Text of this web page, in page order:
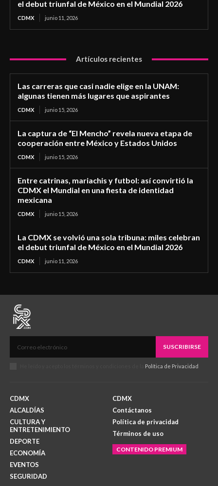
el debut triunfal de México en el Mundial 2026
CDMX junio 11, 2026
Artículos recientes
Las carreras que casi nadie elige en la UNAM:
algunas tienen más lugares que aspirantes
CDMX junio 15, 2026
La captura de “El Mencho” revela nueva etapa de
cooperación entre México y Estados Unidos
CDMX junio 15, 2026
Entre catrinas, mariachis y futbol: así convirtió la
CDMX el Mundial en una fiesta de identidad
mexicana
CDMX junio 15, 2026
La CDMX se volvió una sola tribuna: miles celebran
el debut triunfal de México en el Mundial 2026
CDMX junio 11, 2026
SUSCRIBIRSE
Política de Privacidad
CDMX
ALCALDÍAS
CULTURA Y
ENTRETENIMIENTO
DEPORTE
ECONOMÍA
EVENTOS
SEGURIDAD
CDMX
Contáctanos
Política de privacidad
Términos de uso
CONTENIDO PREMIUM